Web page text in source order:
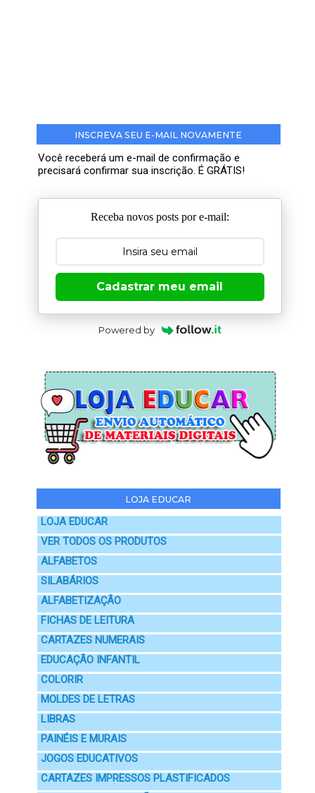
INSCREVA SEU E-MAIL NOVAMENTE
Você receberá um e-mail de confirmação e
precisará confirmar sua inscrição. É GRÁTIS!
Receba novos posts por e-mail:
Cadastrar meu email
Powered by
LOJA EDUCAR
LOJA EDUCAR
VER TODOS OS PRODUTOS
ALFABETOS
SILABÁRIOS
ALFABETIZAÇÃO
FICHAS DE LEITURA
CARTAZES NUMERAIS
EDUCAÇÃO INFANTIL
COLORIR
MOLDES DE LETRAS
LIBRAS
PAINÉIS E MURAIS
JOGOS EDUCATIVOS
CARTAZES IMPRESSOS PLASTIFICADOS